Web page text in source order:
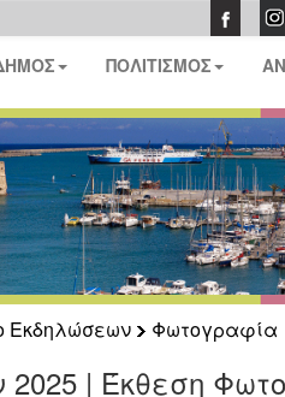
ΠΟΛΙΤΙΣΜΟΣ
Εκδηλώσεων
Φωτογραφία
2025 | Έκθεση